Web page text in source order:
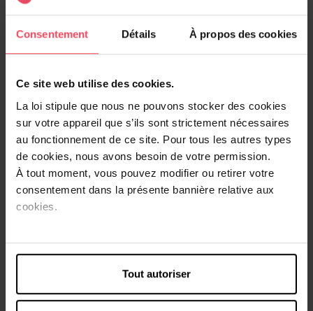
Consentement Détails À propos des cookies
Ce site web utilise des cookies.
La loi stipule que nous ne pouvons stocker des cookies
sur votre appareil que s’ils sont strictement nécessaires
au fonctionnement de ce site. Pour tous les autres types
de cookies, nous avons besoin de votre permission.
À tout moment, vous pouvez modifier ou retirer votre
consentement dans la présente bannière relative aux
cookies.
Tout autoriser
Retour gratuit dans votre magasin
Expédition sous 24h
Description